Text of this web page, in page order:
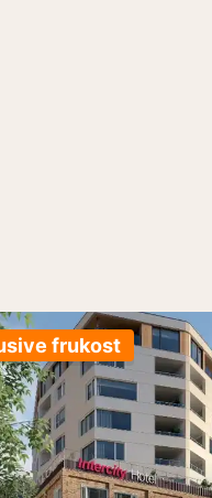
frukost
bild